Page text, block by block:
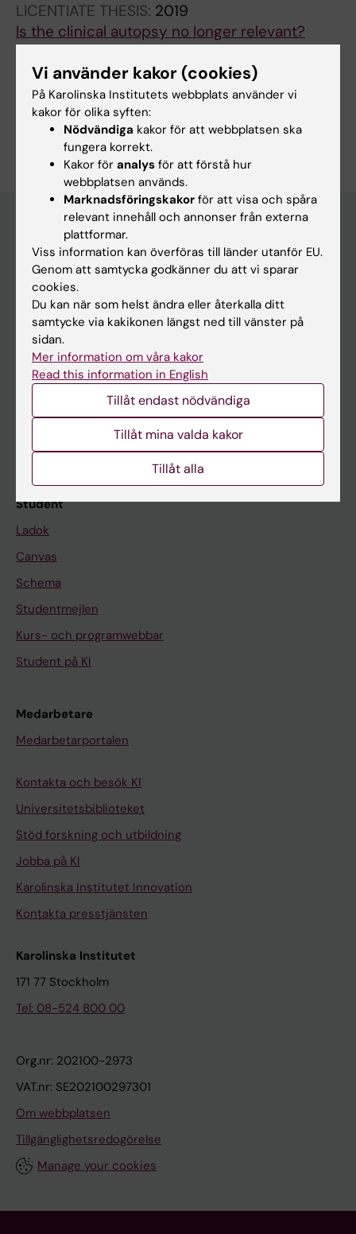
LICENTIATE THESIS: 2019
Is the clinical autopsy no longer relevant?
Är du Anders Rosendahl?
Redigera din profil
Huvudmeny
Utbildning
Forskarutbildning
Forskning
Om KI
Student
Ladok
Canvas
Schema
Studentmejlen
Kurs- och programwebbar
Student på KI
Medarbetare
Medarbetarportalen
Kontakta och besök KI
Universitetsbiblioteket
Stöd forskning och utbildning
Jobba på KI
Karolinska Institutet Innovation
Kontakta presstjänsten
Karolinska Institutet
171 77 Stockholm
Tel: 08-524 800 00
Org.nr: 202100-2973
VAT.nr: SE202100297301
Om webbplatsen
Tillgänglighetsredogörelse
Manage your cookies
Vi använder kakor (cookies)
På Karolinska Institutets webbplats använder vi
kakor för olika syften:
Nödvändiga kakor för att webbplatsen ska
fungera korrekt.
Kakor för analys för att förstå hur
webbplatsen används.
Marknadsföringskakor för att visa och spåra
relevant innehåll och annonser från externa
plattformar.
Viss information kan överföras till länder utanför EU.
Genom att samtycka godkänner du att vi sparar
cookies.
Du kan när som helst ändra eller återkalla ditt
samtycke via kakikonen längst ned till vänster på
sidan.
Mer information om våra kakor
Read this information in English
Tillåt endast nödvändiga
Tillåt mina valda kakor
Tillåt alla